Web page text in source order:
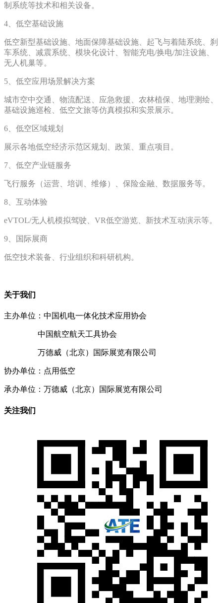
制系统等技术和相关设备。
4、低空基础设施
低空新型基础设施、地面保障基础设施、起飞与着陆系统、刹
车系统、减震系统、模块化设计、智能充电/换电/加注设施、
无人机巢等。
5、低空应用场景解决方案
城市空中交通、物流配送、应急救援、农林植保、地理测绘、
基础设施巡检、低空文旅等仿真模拟和实景展示。
6、低空区域规划
展示各地低空经济示范区规划、政策、重点项目。
7、低空产业链服务
飞行服务（运营、培训、维修）、保险金融、数据服务等。
8、互动体验
eVTOL/无人机模拟驾驶、VR低空游览、新技术互动演示等。
9、国际展商
低空技术装备、行业组织和科研机构。
关于我们
主办单位：中国机电一体化技术应用协会
中国航空航天工具协会
万德威（北京）国际展览有限公司
协办单位：点用低空
承办单位：万德威（北京）国际展览有限公司
关注我们